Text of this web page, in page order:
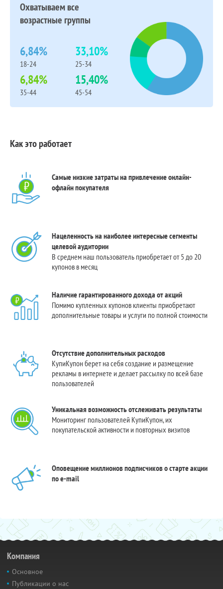
Охватываем все
возрастные группы
6,84%
18-24
33,10%
25-34
6,84%
35-44
15,40%
45-54
Как это работает
Самые низкие затраты на привлечение онлайн-
офлайн покупателя
Нацеленность на наиболее интересные сегменты
целевой аудитории
В среднем наш пользователь приобретает от 5 до 20
купонов в месяц
Наличие гарантированного дохода от акций
Помимо купленных купонов клиенты приобретают
дополнительные товары и услуги по полной стоимости
Отсутствие дополнительных расходов
КупиКупон берет на себя создание и размещение
рекламы в интернете и делает рассылку по всей базе
пользователей
Уникальная возможность отслеживать результаты
Мониторинг пользователей КупиКупон, их
покупательской активности и повторных визитов
Оповещение миллионов подписчиков о старте акции
по e-mail
Компания
Основное
Публикации о нас